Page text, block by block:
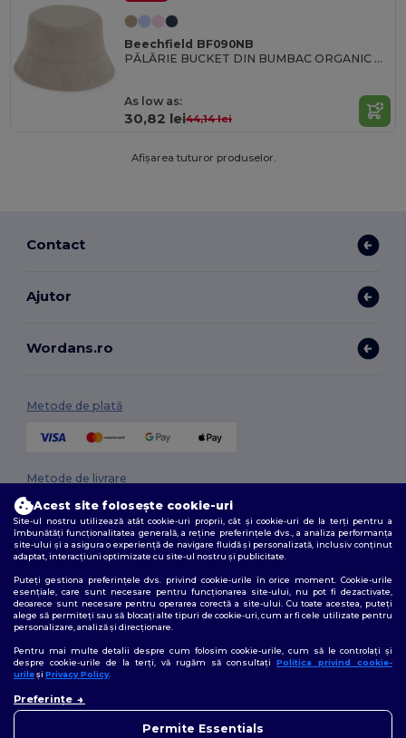
Beechfield BF090NB
PĂLĂRIE BUCKET DIN BUMBAC ORGANIC PENTRU JUNIORI
As low as:
30,82 lei44,14 lei
Afișarea tuturor produselor.
Contact
Ajutor
Wordans.ro
Metode de plată
Metode de livrare
2026. Toate drepturile rezervate
Termeni și condiții
urile|Sitemap
Urmărește-ne
Acest site folosește cookie-uri
Site-ul nostru utilizează atât cookie-uri proprii, cât și cookie-uri de la terți pentru a
îmbunătăți funcționalitatea generală, a reține preferințele dvs., a analiza performanța
site-ului și a asigura o experiență de navigare fluidă și personalizată, inclusiv conținut
adaptat, interacțiuni optimizate cu site-ul nostru și publicitate.
Puteți gestiona preferințele dvs. privind cookie-urile în orice moment. Cookie-urile
esențiale, care sunt necesare pentru funcționarea site-ului, nu pot fi dezactivate,
deoarece sunt necesare pentru operarea corectă a site-ului. Cu toate acestea, puteți
alege să permiteți sau să blocați alte tipuri de cookie-uri, cum ar fi cele utilizate pentru
personalizare, analiză și direcționare.
Pentru mai multe detalii despre cum folosim cookie-urile, cum să le controlați și
despre cookie-urile de la terți, vă rugăm să consultați Politica privind cookie-
urileși Privacy Policy.
Preferințe
Permite Essentials
în orice moment. Chatbot-ul